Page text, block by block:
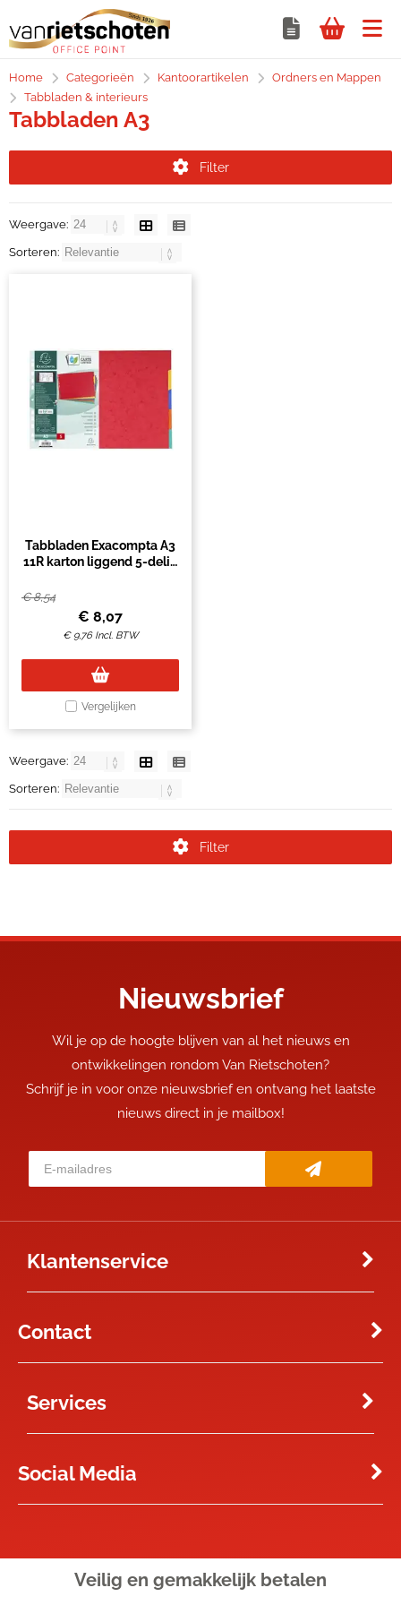
Home Categorieën Kantoorartikelen
Ordners en Mappen
Tabbladen & interieurs
Tabbladen A3
Filter
Weergave:
Sorteren:
Tabbladen Exacompta A3
11R karton liggend 5-delig
€8,54
€ 8,07
€ 9,76 Incl. BTW
Vergelijken
Weergave:
Sorteren:
Filter
Nieuwsbrief
Wil je op de hoogte blijven van al het nieuws en
ontwikkelingen rondom Van Rietschoten?
Schrijf je in voor onze nieuwsbrief en ontvang het laatste
nieuws direct in je mailbox!
Klantenservice
Contact
Services
Social Media
Veilig en gemakkelijk betalen